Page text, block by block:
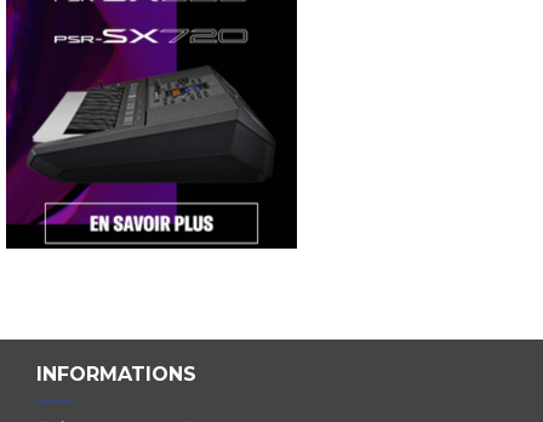
INFORMATIONS